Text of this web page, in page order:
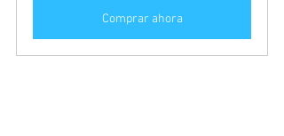
Comprar ahora